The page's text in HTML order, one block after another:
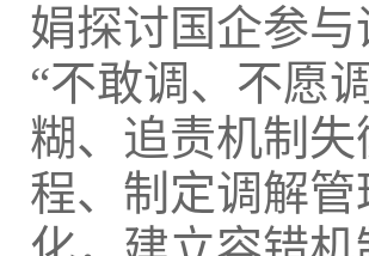
娟探讨国企参
“不敢调、不愿
糊、追责机制
程、制定调解